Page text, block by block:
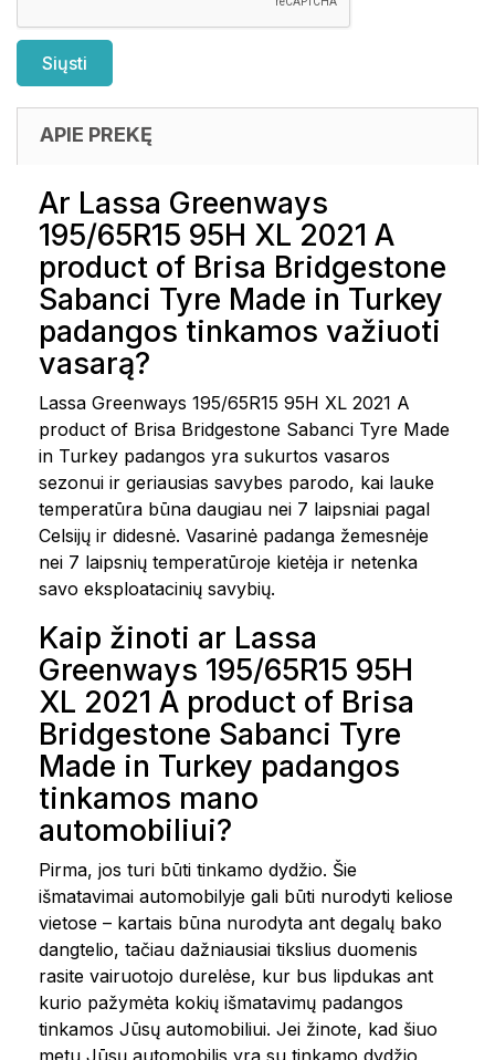
APIE PREKĘ
Ar Lassa Greenways
195/65R15 95H XL 2021 A
product of Brisa Bridgestone
Sabanci Tyre Made in Turkey
padangos tinkamos važiuoti
vasarą?
Lassa Greenways 195/65R15 95H XL 2021 A
product of Brisa Bridgestone Sabanci Tyre Made
in Turkey padangos yra sukurtos vasaros
sezonui ir geriausias savybes parodo, kai lauke
temperatūra būna daugiau nei 7 laipsniai pagal
Celsijų ir didesnė. Vasarinė padanga žemesnėje
nei 7 laipsnių temperatūroje kietėja ir netenka
savo eksploatacinių savybių.
Kaip žinoti ar Lassa
Greenways 195/65R15 95H
XL 2021 A product of Brisa
Bridgestone Sabanci Tyre
Made in Turkey padangos
tinkamos mano
automobiliui?
Pirma, jos turi būti tinkamo dydžio. Šie
išmatavimai automobilyje gali būti nurodyti keliose
vietose – kartais būna nurodyta ant degalų bako
dangtelio, tačiau dažniausiai tikslius duomenis
rasite vairuotojo durelėse, kur bus lipdukas ant
kurio pažymėta kokių išmatavimų padangos
tinkamos Jūsų automobiliui. Jei žinote, kad šiuo
metu Jūsų automobilis yra su tinkamo dydžio